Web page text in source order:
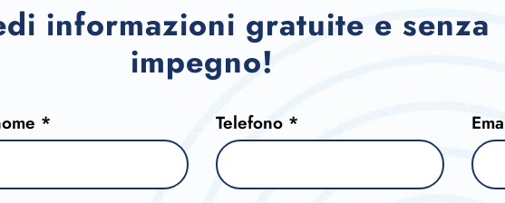
informazioni gratuite e senza
impegno!
* Telefono *